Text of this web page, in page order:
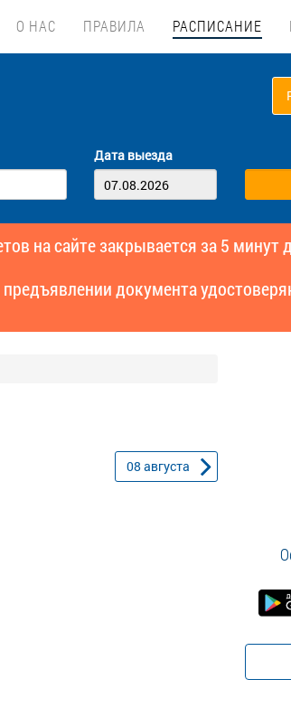
О НАС ПРАВИЛА РАСПИСАНИЕ
Дата выезда
на сайте закрывается за 5 минут
документа
08 августа